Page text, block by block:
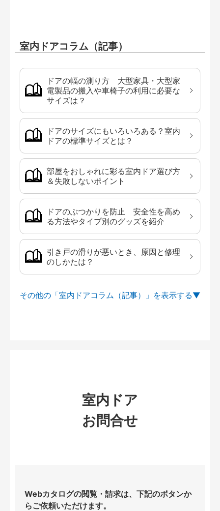
室内ドアコラム（記事）
ドアの幅の測り方 大型家具・大型家
電製品の搬入や車椅子の利用に必要な
サイズは？
ドアのサイズにもいろいろある？室内
ドアの標準サイズとは？
部屋をおしゃれに彩る室内ドア選び方
＆失敗しないポイント
ドアのぶつかりを防止 安全性を高め
る方法やタイプ別のグッズを紹介
引き戸の滑りが悪いとき、原因と修理
のしかたは？
その他の「室内ドアコラム（記事）」を
室内ドア
お問合せ
Webカタログの閲覧・請求は、下記のボタンか
らご依頼いただけます。